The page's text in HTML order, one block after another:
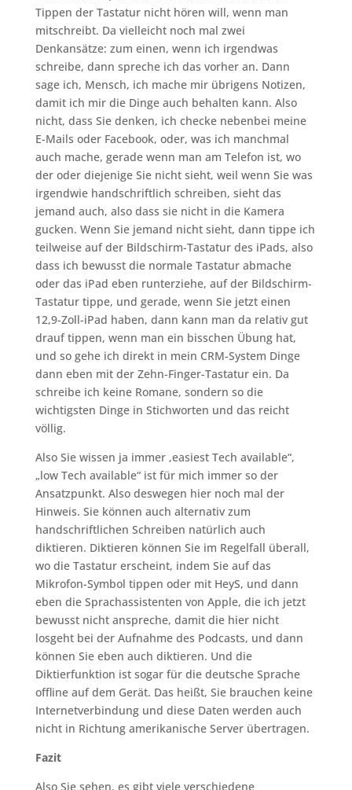
Tippen der Tastatur nicht hören will, wenn man
mitschreibt. Da vielleicht noch mal zwei
Denkansätze: zum einen, wenn ich irgendwas
schreibe, dann spreche ich das vorher an. Dann
sage ich, Mensch, ich mache mir übrigens Notizen,
damit ich mir die Dinge auch behalten kann. Also
nicht, dass Sie denken, ich checke nebenbei meine
E-Mails oder Facebook, oder, was ich manchmal
auch mache, gerade wenn man am Telefon ist, wo
der oder diejenige Sie nicht sieht, weil wenn Sie was
irgendwie handschriftlich schreiben, sieht das
jemand auch, also dass sie nicht in die Kamera
gucken. Wenn Sie jemand nicht sieht, dann tippe ich
teilweise auf der Bildschirm-Tastatur des iPads, also
dass ich bewusst die normale Tastatur abmache
oder das iPad eben runterziehe, auf der Bildschirm-
Tastatur tippe, und gerade, wenn Sie jetzt einen
12,9-Zoll-iPad haben, dann kann man da relativ gut
drauf tippen, wenn man ein bisschen Übung hat,
und so gehe ich direkt in mein CRM-System Dinge
dann eben mit der Zehn-Finger-Tastatur ein. Da
schreibe ich keine Romane, sondern so die
wichtigsten Dinge in Stichworten und das reicht
völlig.
Also Sie wissen ja immer ‚easiest Tech available“,
„low Tech available“ ist für mich immer so der
Ansatzpunkt. Also deswegen hier noch mal der
Hinweis. Sie können auch alternativ zum
handschriftlichen Schreiben natürlich auch
diktieren. Diktieren können Sie im Regelfall überall,
wo die Tastatur erscheint, indem Sie auf das
Mikrofon-Symbol tippen oder mit HeyS, und dann
eben die Sprachassistenten von Apple, die ich jetzt
bewusst nicht anspreche, damit die hier nicht
losgeht bei der Aufnahme des Podcasts, und dann
können Sie eben auch diktieren. Und die
Diktierfunktion ist sogar für die deutsche Sprache
offline auf dem Gerät. Das heißt, Sie brauchen keine
Internetverbindung und diese Daten werden auch
nicht in Richtung amerikanische Server übertragen.
Fazit
Also Sie sehen, es gibt viele verschiedene